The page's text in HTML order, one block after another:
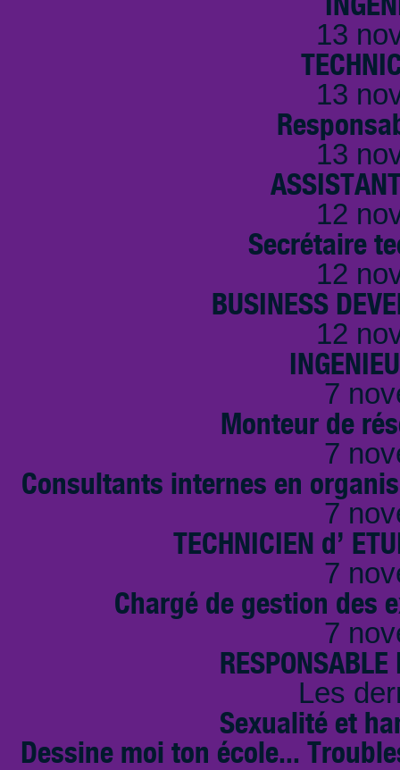
13
13
13
12
Secrétaire
12
BUSINESS
12
7
Monteur de
7
Consultants internes en
7
TECHNICIEN d’
7
Chargé de gestion des
7
Les
Sexualité et
Dessine moi ton école...